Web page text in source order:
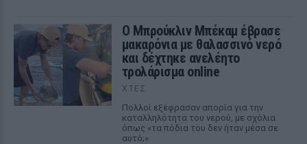
Ο Μπρούκλιν Μπέκαμ έβρασε
μακαρόνια με θαλασσινό νερό
και δέχτηκε ανελέητο
τρολάρισμα online
ΧΤΕΣ
Πολλοί εξέφρασαν απορία για την
καταλληλότητα του νερού, με σχόλια
όπως «τα πόδια του δεν ήταν μέσα σε
αυτό;»